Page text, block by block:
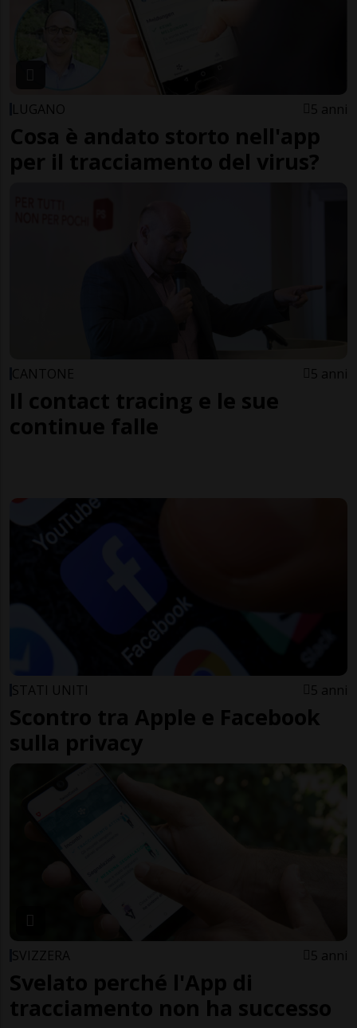
LUGANO 5 anni
Cosa è andato storto nell'app
per il tracciamento del virus?
CANTONE 5 anni
Il contact tracing e le sue
continue falle
STATI UNITI 5 anni
Scontro tra Apple e Facebook
sulla privacy
SVIZZERA 5 anni
Svelato perché l'App di
tracciamento non ha successo